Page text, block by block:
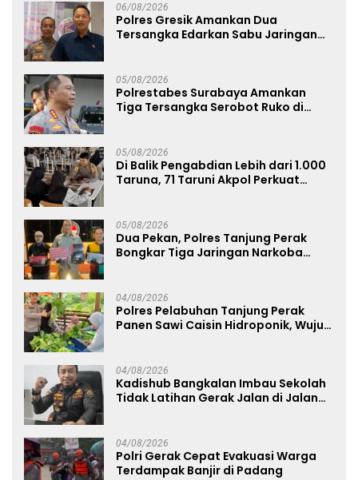
06/08/2026
Polres Gresik Amankan Dua
Tersangka Edarkan Sabu Jaringan
05/08/2026
Polrestabes Surabaya Amankan
Tiga Tersangka Serobot Ruko di
05/08/2026
Di Balik Pengabdian Lebih dari 1.000
Taruna, 71 Taruni Akpol Perkuat
05/08/2026
Dua Pekan, Polres Tanjung Perak
Bongkar Tiga Jaringan Narkoba
04/08/2026
Polres Pelabuhan Tanjung Perak
Panen Sawi Caisin Hidroponik, Wujud
04/08/2026
Kadishub Bangkalan Imbau Sekolah
Tidak Latihan Gerak Jalan di Jalan
04/08/2026
Polri Gerak Cepat Evakuasi Warga
Terdampak Banjir di Padang